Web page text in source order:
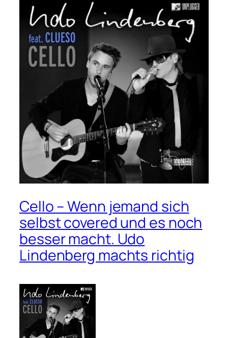
Cello – Wenn jemand sich
selbst covered und es noch
besser macht. Udo
Lindenberg machts richtig